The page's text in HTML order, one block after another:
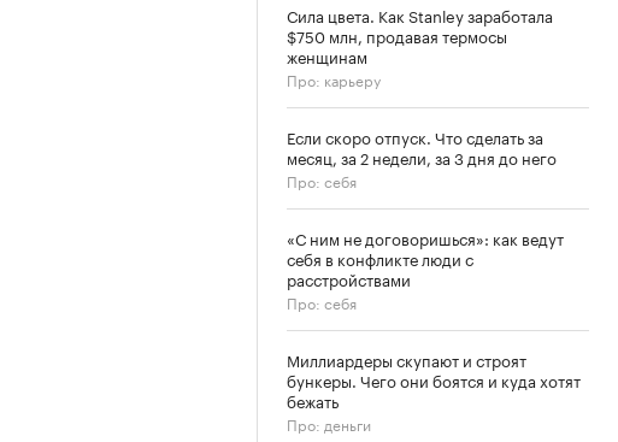
Сила цвета. Как Stanley заработала
$750 млн, продавая термосы
женщинам
Про: карьеру
Если скоро отпуск. Что сделать за
месяц, за 2 недели, за 3 дня до него
Про: себя
«С ним не договоришься»: как ведут
себя в конфликте люди с
расстройствами
Про: себя
Миллиардеры скупают и строят
бункеры. Чего они боятся и куда хотят
бежать
Про: деньги